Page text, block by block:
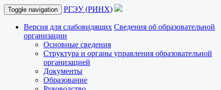
Toggle navigation РГЭУ (РИНХ)
Версия для слабовидящих Сведения об образовательной
организации
Основные сведения
Структура и органы управления образовательной
организацией
Документы
Образование